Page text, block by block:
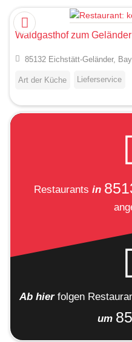
Waldgasthof zum Geländer
85132 Eichstätt-Geländer,
Art der Küche Lieferservice
Restaurants in
Ab hier folgen
um